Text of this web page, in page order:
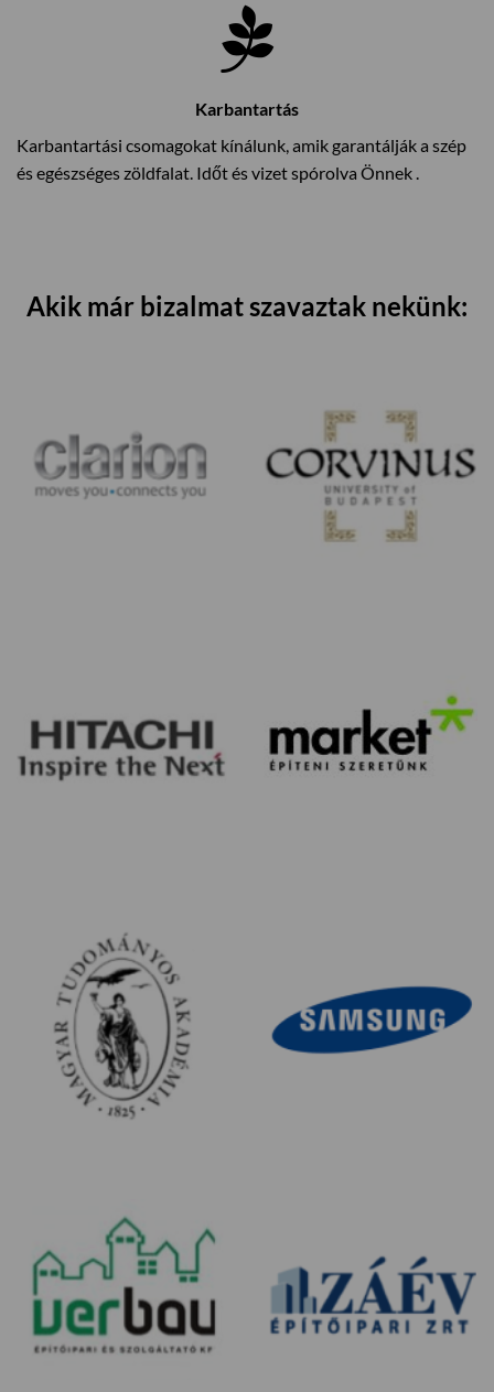
Karbantartás
Karbantartási csomagokat kínálunk, amik garantálják a szép
és egészséges zöldfalat. Időt és vizet spórolva Önnek .
Akik már bizalmat szavaztak nekünk: